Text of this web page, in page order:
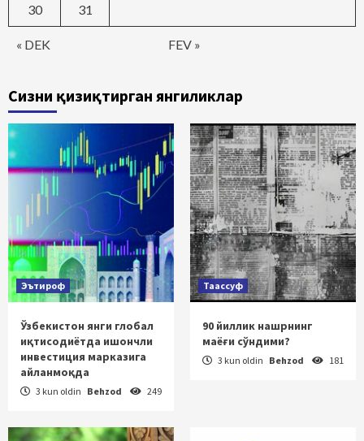
« DEK FEV »
30 31
Сизни қизиқтирган янгиликлар
Эътироф
Ўзбекистон янги глобал
иқтисодиётда ишончли
инвестиция марказига
айланмоқда
3 kun oldin Behzod 249
Таассуф
90 йиллик нашрнинг
маёғи сўндими?
3 kun oldin Behzod 181